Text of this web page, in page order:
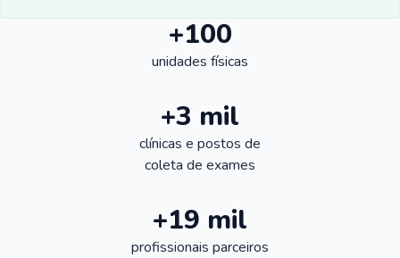
+100
unidades físicas
+3 mil
clínicas e postos de
coleta de exames
+19 mil
profissionais parceiros